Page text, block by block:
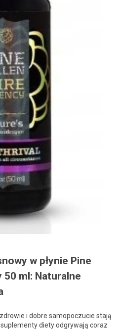
w płynie Pine
50 ml: Naturalne
i dobre samopoczucie stają
diety odgrywają coraz